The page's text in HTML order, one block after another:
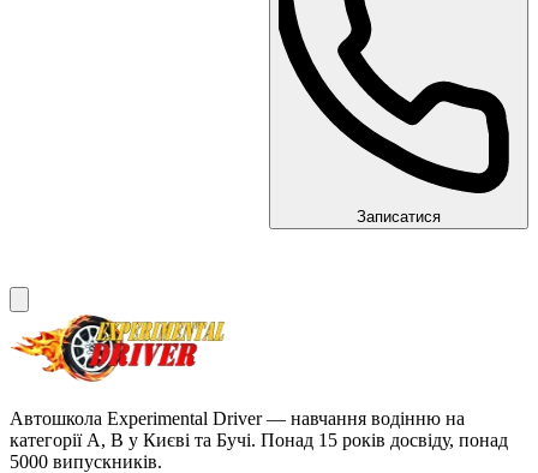
Записатися
Автошкола Experimental Driver — навчання водінню на
категорії A, B у Києві та Бучі. Понад 15 років досвіду, понад
5000 випускників.